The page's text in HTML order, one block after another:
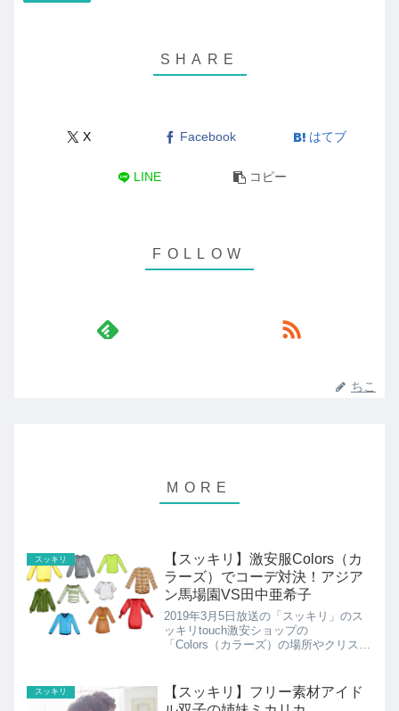
X Facebook はてブ
LINE コピー
ちこ
スッキリ
【スッキリ】激安服Colors（カ
ラーズ）でコーデ対決！アジア
ン馬場園VS田中亜希子
2019年3月5日放送の「スッキリ」のス
ッキリtouch激安ショップの
「Colors（カラーズ）の場所やクリスウ
す。
スッキリ
【スッキリ】フリー素材アイド